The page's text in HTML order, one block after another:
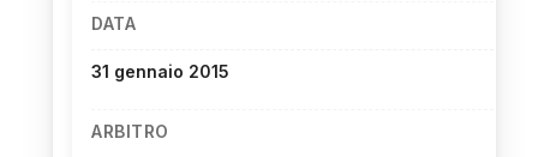
DATA
31 gennaio 2015
ARBITRO